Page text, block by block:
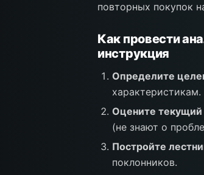
повторных покупок
Как провести
инструкция
Определите
характеристикам.
Оцените текущий
(не знают о
Постройте
поклонников.